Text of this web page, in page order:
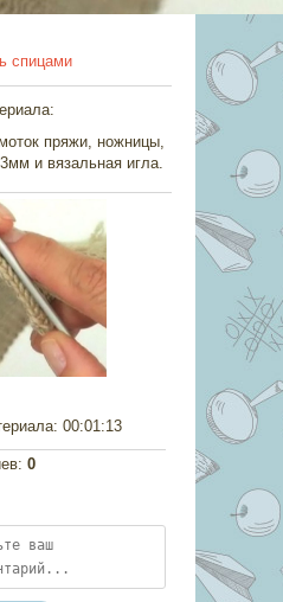
спицами
:
пряжи, ножницы,
и вязальная игла.
: 00:01:13
: 0